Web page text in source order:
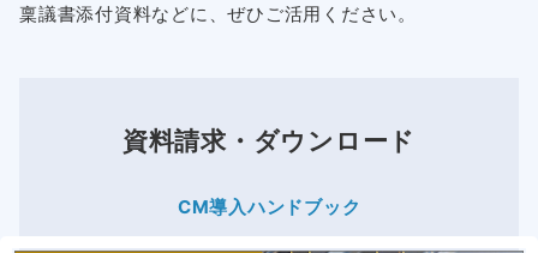
稟議書添付資料などに、ぜひご活用ください。
資料請求・ダウンロード
CM導入ハンドブック